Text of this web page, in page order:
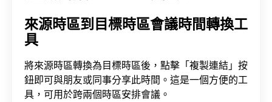
來源時區到目標時區會議時間轉換工
具
將來源時區轉換為目標時區後，點擊「複製連結」按
鈕即可與朋友或同事分享此時間。這是一個方便的工
具，可用於跨兩個時區安排會議。